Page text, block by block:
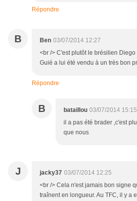
Répondre
B Ben 03/07/2014 12:27
<br /> C'est plutôt le brésilien
Guié a lui été vendu à un très bon
Répondre
B bataillou 03/07/2014 15:15
il a pas été brader ,c'est
que nous
J jacky37 03/07/2014 12:25
<br /> Cela n'est jamais bon signe
traînent en longueur. Au TFC, il y a